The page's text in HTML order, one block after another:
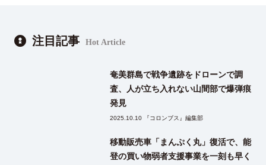
注目記事 Hot Article
奄美群島で戦争遺跡をドローンで調
査、人が立ち入れない山間部で爆弾痕
発見
2025.10.10 『コロンブス』編集部
移動販売車「まんぷく丸」復活で、能
登の買い物弱者支援事業を一刻も早く